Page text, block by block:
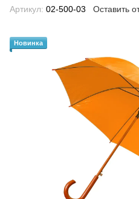
Артикул: 02-500-03 Оставить
Новинка